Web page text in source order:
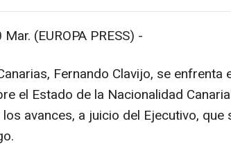
(EUROPA PRESS) -
Fernando Clavijo, se enfrenta
el Estado de la Nacionalidad
avances, a juicio del Ejecutivo, que